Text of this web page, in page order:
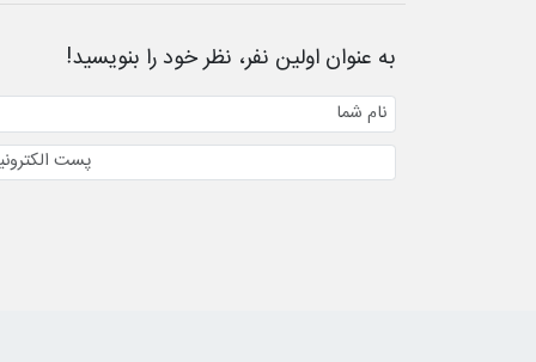
به عنوان اولین نفر، نظر خود را بنویسید!